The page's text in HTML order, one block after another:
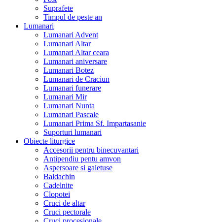
Suprafete
Timpul de peste an
Lumanari
Lumanari Advent
Lumanari Altar
Lumanari Altar ceara
Lumanari aniversare
Lumanari Botez
Lumanari de Craciun
Lumanari funerare
Lumanari Mir
Lumanari Nunta
Lumanari Pascale
Lumanari Prima Sf. Impartasanie
Suporturi lumanari
Obiecte liturgice
Accesorii pentru binecuvantari
Antipendiu pentu amvon
Aspersoare si galetuse
Baldachin
Cadelnite
Clopotei
Cruci de altar
Cruci pectorale